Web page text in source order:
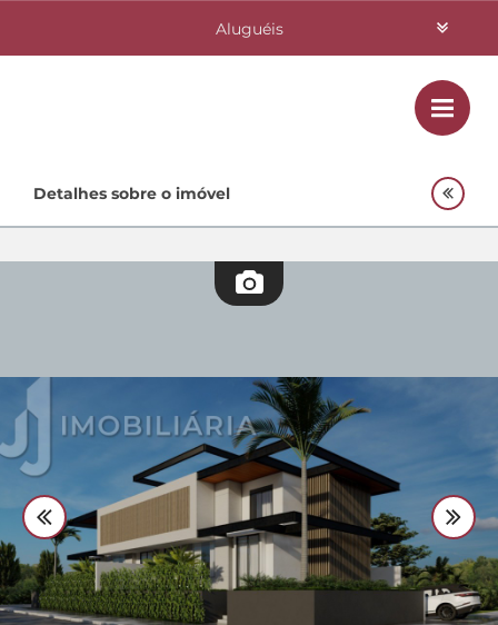
Aluguéis
Investimentos
Quem Somos
Fale Conosco 48 3364-0079
48 99842-0500
Divulgue seu imóvel
Detalhes sobre o imóvel